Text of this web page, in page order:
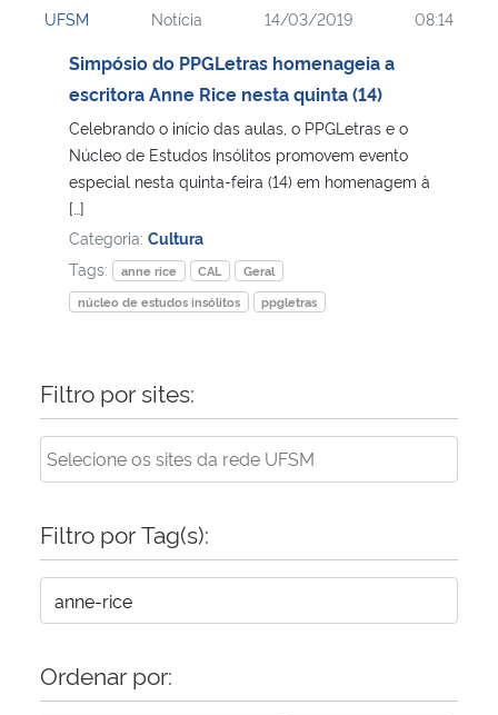
Ministério da Cidadania
Ministério da Saúde
Ministério de Minas e Energia
Ministério da Ciência, Tecnologia, Inovações e Comunicações
Ministério do Meio Ambiente
Ministério do Turismo
Secretaria-Geral
Secretaria de Governo
Gabinete de Segurança Institucional
UFSM Notícia 14/03/2019 08:14
Simpósio do PPGLetras homenageia a
escritora Anne Rice nesta quinta (14)
Celebrando o início das aulas, o PPGLetras e o
Núcleo de Estudos Insólitos promovem evento
especial nesta quinta-feira (14) em homenagem à
[…]
Categoria: Cultura
Tags:
anne rice CAL
Geral
núcleo de estudos insólitos
ppgletras
Filtro por sites:
Filtro por Tag(s):
Ordenar por: